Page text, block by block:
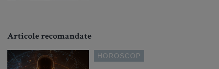
Articole recomandate
HOROSCOP